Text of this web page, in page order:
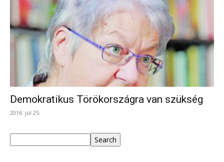
Demokratikus Törökországra van szükség
2016. júl 25.
Search